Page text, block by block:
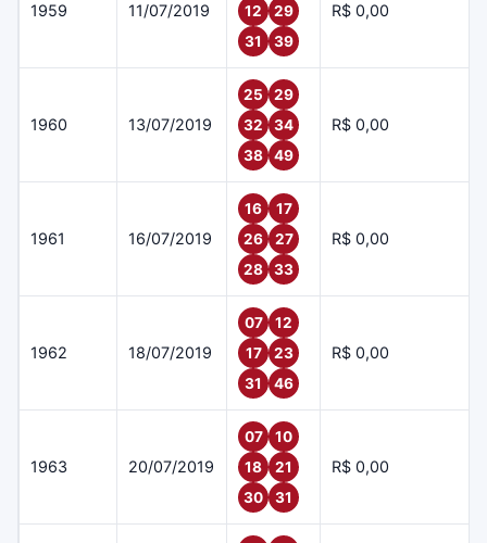
1959 11/07/2019
12
29
31
39
R$ 0,00
1960 13/07/2019
25
29
32
34
38
49
R$ 0,00
1961 16/07/2019
16
17
26
27
28
33
R$ 0,00
1962 18/07/2019
07
12
17
23
31
46
R$ 0,00
1963 20/07/2019
07
10
18
21
30
31
R$ 0,00